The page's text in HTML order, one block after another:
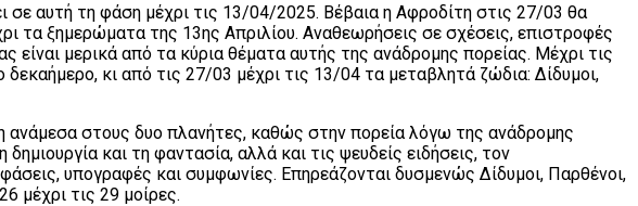
σε αυτή τη φάση μέχρι τις 13/04/2025. Βέβαια η Αφροδίτη στις 27/03 θα
τα ξημερώματα της 13ης Απριλίου. Αναθεωρήσεις σε σχέσεις, επιστροφές
μερικά από τα κύρια θέματα αυτής της ανάδρομης πορείας. Μέχρι τις
κι από τις 27/03 μέχρι τις 13/04 τα μεταβλητά ζώδια: Δίδυμοι,
ανάμεσα στους δυο πλανήτες, καθώς στην πορεία λόγω της ανάδρομης
και τη φαντασία, αλλά και τις ψευδείς ειδήσεις, τον
υπογραφές και συμφωνίες. Επηρεάζονται δυσμενώς Δίδυμοι, Παρθένοι,
μέχρι τις 29 μοίρες.